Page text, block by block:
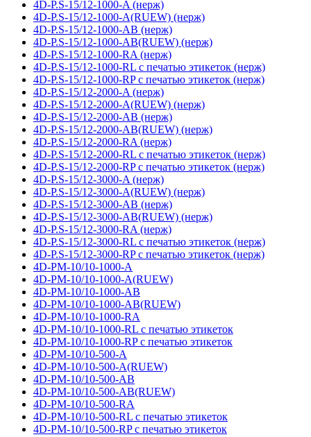
4D-P.S-15/12-1000-A (нерж)
4D-P.S-15/12-1000-A(RUEW) (нерж)
4D-P.S-15/12-1000-AB (нерж)
4D-P.S-15/12-1000-AB(RUEW) (нерж)
4D-P.S-15/12-1000-RA (нерж)
4D-P.S-15/12-1000-RL с печатью этикеток (нерж)
4D-P.S-15/12-1000-RP с печатью этикеток (нерж)
4D-P.S-15/12-2000-A (нерж)
4D-P.S-15/12-2000-A(RUEW) (нерж)
4D-P.S-15/12-2000-AB (нерж)
4D-P.S-15/12-2000-AB(RUEW) (нерж)
4D-P.S-15/12-2000-RA (нерж)
4D-P.S-15/12-2000-RL с печатью этикеток (нерж)
4D-P.S-15/12-2000-RP с печатью этикеток (нерж)
4D-P.S-15/12-3000-A (нерж)
4D-P.S-15/12-3000-A(RUEW) (нерж)
4D-P.S-15/12-3000-AB (нерж)
4D-P.S-15/12-3000-AB(RUEW) (нерж)
4D-P.S-15/12-3000-RA (нерж)
4D-P.S-15/12-3000-RL с печатью этикеток (нерж)
4D-P.S-15/12-3000-RP с печатью этикеток (нерж)
4D-PM-10/10-1000-A
4D-PM-10/10-1000-A(RUEW)
4D-PM-10/10-1000-AB
4D-PM-10/10-1000-AB(RUEW)
4D-PM-10/10-1000-RA
4D-PM-10/10-1000-RL с печатью этикеток
4D-PM-10/10-1000-RP с печатью этикеток
4D-PM-10/10-500-A
4D-PM-10/10-500-A(RUEW)
4D-PM-10/10-500-AB
4D-PM-10/10-500-AB(RUEW)
4D-PM-10/10-500-RA
4D-PM-10/10-500-RL с печатью этикеток
4D-PM-10/10-500-RP с печатью этикеток